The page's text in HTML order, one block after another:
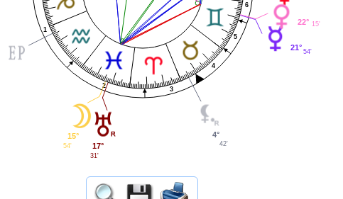
1
2 3
4
5
6
15°
54' 17°
31'
4°
42'
21° 54'
22° 15'